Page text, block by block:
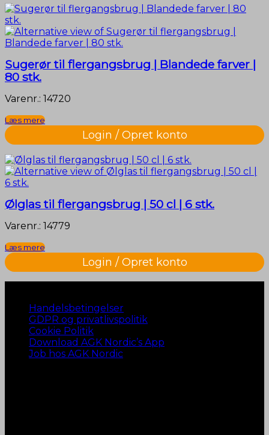
Sugerør til flergangsbrug | Blandede farver |
80 stk.
Varenr.: 14720
Læs mere
Login / Opret konto
Ølglas til flergangsbrug | 50 cl | 6 stk.
Varenr.: 14779
Læs mere
Login / Opret konto
Handelsbetingelser
GDPR og privatlivspolitik
Cookie Politik
Download AGK Nordic’s App
Job hos AGK Nordic